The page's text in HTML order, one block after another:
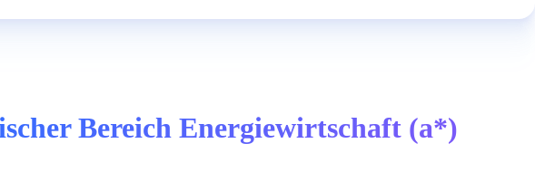
Bereich Energiewirtschaft (a*)